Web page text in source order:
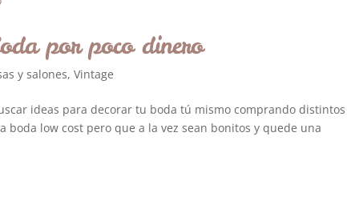
por poco dinero
y salones,Vintage
ideas para decorar tu boda tú mismo comprando distintos
low cost pero que a la vez sean bonitos y quede una